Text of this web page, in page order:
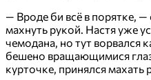
— Вроде би всё в порятке,
махнуть рукой. Настя уже
чемодана, но тут
бешено вращающимися
курточке, принялся махать